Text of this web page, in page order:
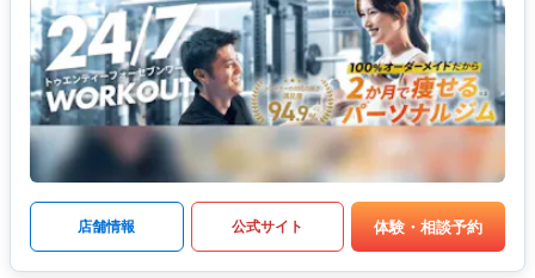
店舗情報 公式サイト 体験・相談予約